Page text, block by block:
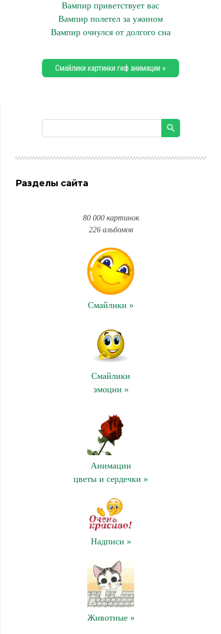
Вампир приветствует вас
Вампир полетел за ужином
Вампир очнулся от долгого сна
Смайлики картинки гиф анимации »
Разделы сайта
80 000 картинок
226 альбомов
Смайлики »
Смайлики
эмоции »
Анимации
цветы и сердечки »
Надписи »
Животные »